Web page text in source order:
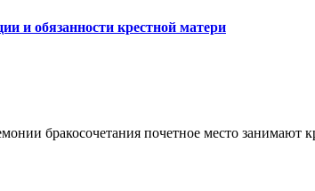
и обязанности крестной матери
бракосочетания почетное место занимают